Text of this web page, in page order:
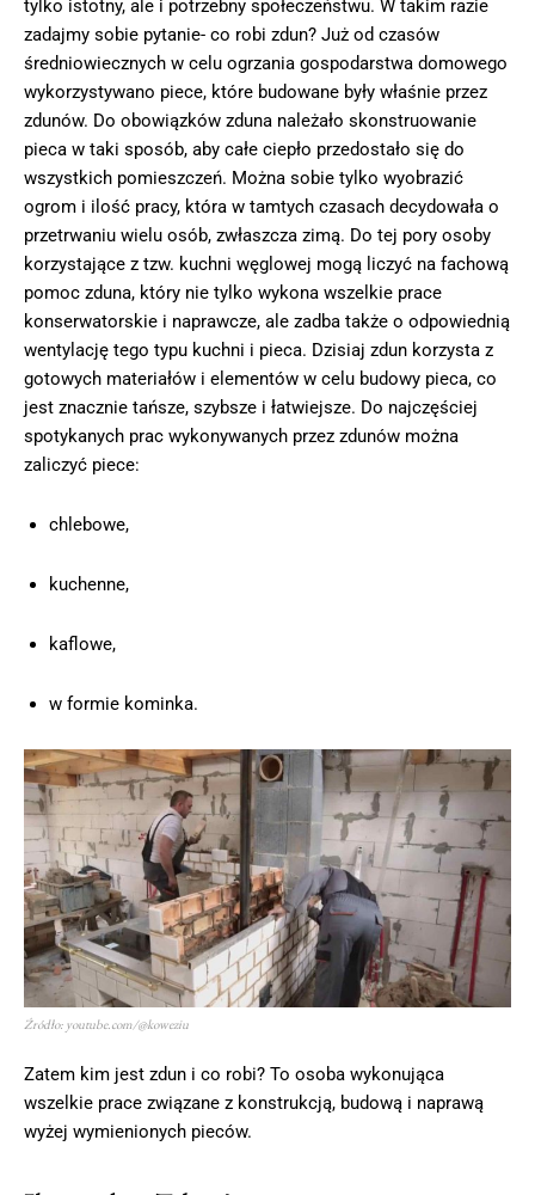
tylko istotny, ale i potrzebny społeczeństwu. W takim razie
zadajmy sobie pytanie- co robi zdun? Już od czasów
średniowiecznych w celu ogrzania gospodarstwa domowego
wykorzystywano piece, które budowane były właśnie przez
zdunów. Do obowiązków zduna należało skonstruowanie
pieca w taki sposób, aby całe ciepło przedostało się do
wszystkich pomieszczeń. Można sobie tylko wyobrazić
ogrom i ilość pracy, która w tamtych czasach decydowała o
przetrwaniu wielu osób, zwłaszcza zimą. Do tej pory osoby
korzystające z tzw. kuchni węglowej mogą liczyć na fachową
pomoc zduna, który nie tylko wykona wszelkie prace
konserwatorskie i naprawcze, ale zadba także o odpowiednią
wentylację tego typu kuchni i pieca. Dzisiaj zdun korzysta z
gotowych materiałów i elementów w celu budowy pieca, co
jest znacznie tańsze, szybsze i łatwiejsze. Do najczęściej
spotykanych prac wykonywanych przez zdunów można
zaliczyć piece:
chlebowe,
kuchenne,
kaflowe,
w formie kominka.
Źródło: youtube.com/@koweziu
Zatem kim jest zdun i co robi? To osoba wykonująca
wszelkie prace związane z konstrukcją, budową i naprawą
wyżej wymienionych pieców.